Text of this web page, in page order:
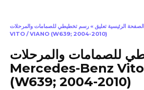
الصفحة الرئيسية تعليق » رسم تخطيطي للصمامات والمرحلات MERCEDES-BENZ
VITO / VIANO (W639; 2004-2010)
للصمامات والمرحلات
Mercedes-Benz
(W639; 2004-2010)